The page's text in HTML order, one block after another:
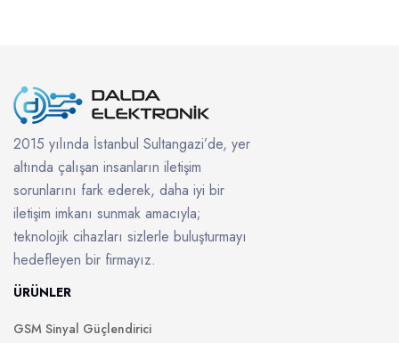
2015 yılında İstanbul Sultangazi’de, yer
altında çalışan insanların iletişim
sorunlarını fark ederek, daha iyi bir
iletişim imkanı sunmak amacıyla;
teknolojik cihazları sizlerle buluşturmayı
hedefleyen bir firmayız.
ÜRÜNLER
GSM Sinyal Güçlendirici